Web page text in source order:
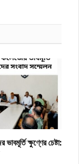
ক্ষুণ্ণের চেষ্টা: